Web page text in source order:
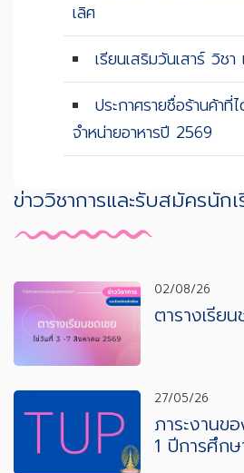
เลิศ
เรียนเสริมวันเสาร์ วิชา
ประกาศรายชื่อร้านค้าที่
จำหน่ายอาหารปี 2569
ข่าววิชาการและรับสมัครนัก
02/08/26
ตารางเรีย
27/05/26
ภาระงานข
1 ปีการศึก